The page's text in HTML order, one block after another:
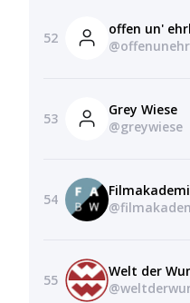
52
offen un'
53
Grey Wiese
@greywiese
54
55
Welt der